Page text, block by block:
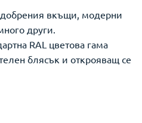
вкъщи, модерни
други.
RAL цветова гама
блясък и открояващ се